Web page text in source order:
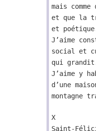
mais
et que la
et
J’aime
social et
qui
J’aime y
d’une
montagne
X
Saint-